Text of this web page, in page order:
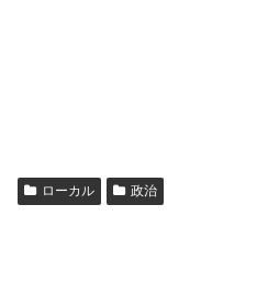
ローカル 政治